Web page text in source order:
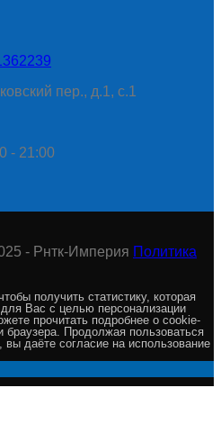
пер., д.1, с.1
- 21:00
- Рнтк-Империя Политика
получить статистику, которая
Вас с целью персонализации
прочитать подробнее о cookie-
браузера. Продолжая пользоваться
вы даёте согласие на использование